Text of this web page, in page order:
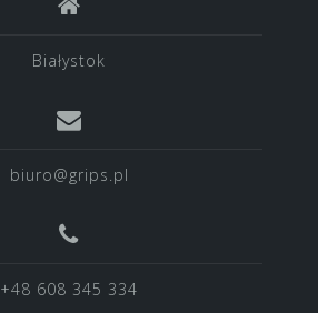
Białystok
biuro@grips.pl
+48 608 345 334